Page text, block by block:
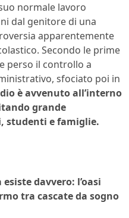
normale lavoro
dal genitore di una
apparentemente
Secondo le prime
perso il controllo a
sfociato poi in
è avvenuto all’interno
grande
studenti e famiglie.
davvero: l’oasi
tra cascate da sogno